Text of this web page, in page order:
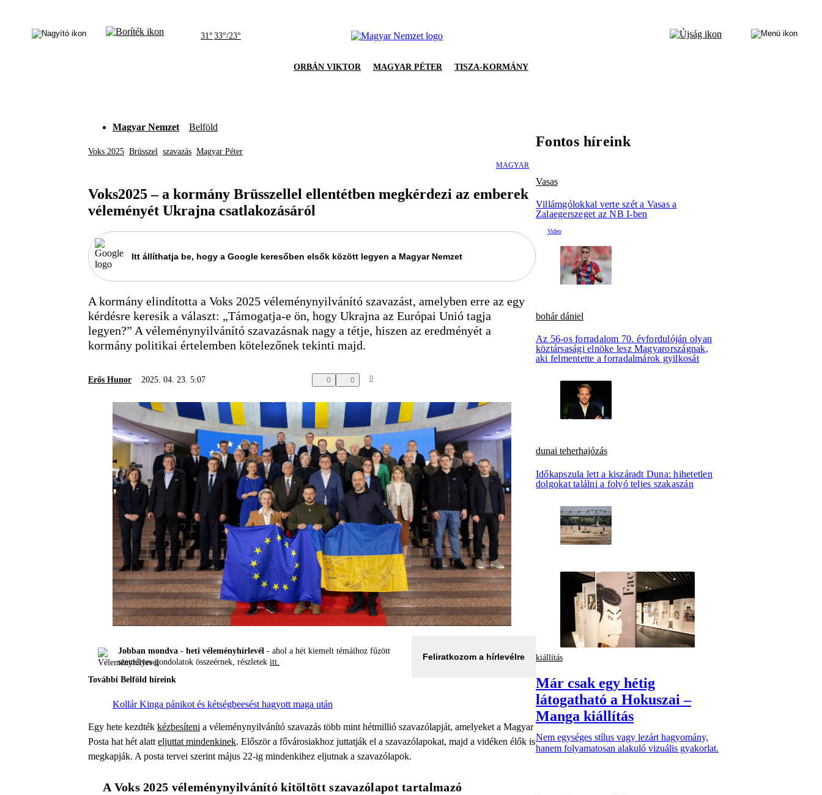
31° 33°/23°
ORBÁN VIKTOR MAGYAR PÉTER TISZA-KORMÁNY
Magyar Nemzet Belföld
Voks 2025 Brüsszel szavazás Magyar Péter
MAGYAR
Voks2025 – a kormány Brüsszellel ellentétben megkérdezi az emberek
véleményét Ukrajna csatlakozásáról
Itt állíthatja be, hogy a Google keresőben elsők között legyen a Magyar Nemzet
A kormány elindította a Voks 2025 véleménynyilvánító szavazást, amelyben erre az egy
kérdésre keresik a választ: „Támogatja-e ön, hogy Ukrajna az Európai Unió tagja
legyen?” A véleménynyilvánító szavazásnak nagy a tétje, hiszen az eredményét a
kormány politikai értelemben kötelezőnek tekinti majd.
Erős Hunor 2025. 04. 23. 5:07 0 0 0
Jobban mondva - heti véleményhírlevél - ahol a hét kiemelt témáihoz fűzött
személyes gondolatok összeérnek, részletek itt.
Feliratkozom a hírlevélre
További Belföld híreink
Kollár Kinga pánikot és kétségbeesést hagyott maga után
Egy hete kezdték kézbesíteni a véleménynyilvánító szavazás több mint hétmillió szavazólapját, amelyeket a Magyar
Posta hat hét alatt eljuttat mindenkinek. Először a fővárosiakhoz juttatják el a szavazólapokat, majd a vidéken élők is
megkapják. A posta tervei szerint május 22-ig mindenkihez eljutnak a szavazólapok.
A Voks 2025 véleménynyilvánító kitöltött szavazólapot tartalmazó
Fontos híreink
Vasas
Villámgólokkal verte szét a Vasas a
Zalaegerszeget az NB I-ben
bohár dániel
Az 56-os forradalom 70. évfordulóján olyan
köztársasági elnöke lesz Magyarországnak,
aki felmentette a forradalmárok gyilkosát
dunai teherhajózás
Időkapszula lett a kiszáradt Duna: hihetetlen
dolgokat találni a folyó teljes szakaszán
kiállítás
Már csak egy hétig
látogatható a Hokuszai –
Manga kiállítás
Nem egységes stílus vagy lezárt hagyomány,
hanem folyamatosan alakuló vizuális gyakorlat.